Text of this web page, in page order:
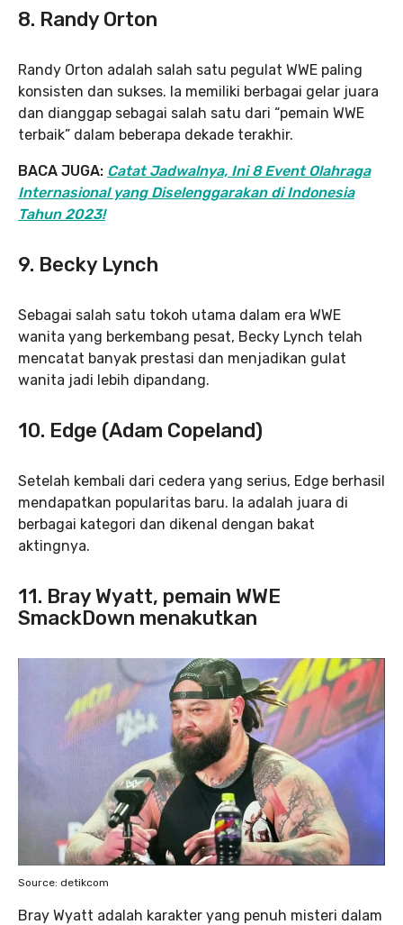
8. Randy Orton
Randy Orton adalah salah satu pegulat WWE paling
konsisten dan sukses. Ia memiliki berbagai gelar juara
dan dianggap sebagai salah satu dari “pemain WWE
terbaik” dalam beberapa dekade terakhir.
BACA JUGA: Catat Jadwalnya, Ini 8 Event Olahraga
Internasional yang Diselenggarakan di Indonesia
Tahun 2023!
9. Becky Lynch
Sebagai salah satu tokoh utama dalam era WWE
wanita yang berkembang pesat, Becky Lynch telah
mencatat banyak prestasi dan menjadikan gulat
wanita jadi lebih dipandang.
10. Edge (Adam Copeland)
Setelah kembali dari cedera yang serius, Edge berhasil
mendapatkan popularitas baru. Ia adalah juara di
berbagai kategori dan dikenal dengan bakat
aktingnya.
11. Bray Wyatt, pemain WWE
SmackDown menakutkan
Source: detikcom
Bray Wyatt adalah karakter yang penuh misteri dalam